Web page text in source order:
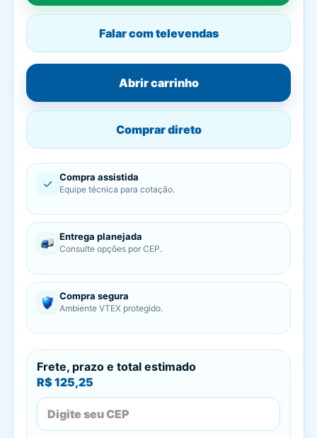
Falar com televendas
Abrir carrinho
Comprar direto
✓ Compra assistida
Equipe técnica para cotação.
Entrega planejada
Consulte opções por CEP.
Compra segura
Ambiente VTEX protegido.
Frete, prazo e total estimado
R$ 125,25